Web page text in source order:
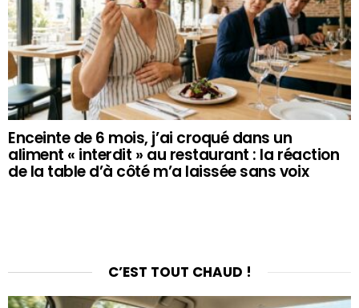
Enceinte de 6 mois, j’ai croqué dans un
aliment « interdit » au restaurant : la réaction
de la table d’à côté m’a laissée sans voix
C’EST TOUT CHAUD !